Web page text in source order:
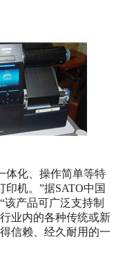
体化、操作简单等特
机。”据SATO中国
产品可广泛支持制
业内的各种传统或新
信赖、经久耐用的一